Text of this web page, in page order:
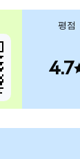
평점
4.7